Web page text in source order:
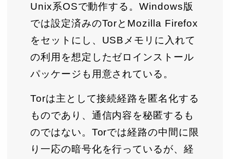
Unix系OSで動作する。Windows版
では設定済みのTorとMozilla Firefox
をセットにし、USBメモリに入れて
の利用を想定したゼロインストール
パッケージも用意されている。
Torは主として接続経路を匿名化する
ものであり、通信内容を秘匿するも
のではない。Torでは経路の中間に限
り一応の暗号化を行っているが、経